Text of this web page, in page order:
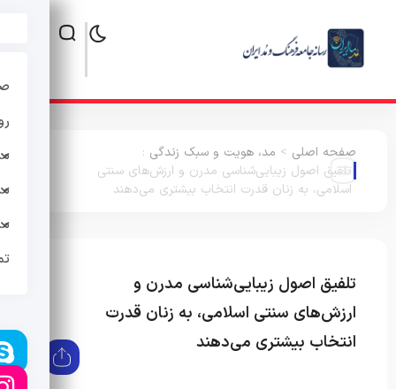
صفحه اصلی > مد، هویت و سبک زندگی :
تلفیق اصول زیبایی‌شناسی مدرن و ارزش‌های سنتی
اسلامی، به زنان قدرت انتخاب بیشتری می‌دهند
تلفیق اصول زیبایی‌شناسی مدرن و
ارزش‌های سنتی اسلامی، به زنان قدرت
انتخاب بیشتری می‌دهند
زندگی